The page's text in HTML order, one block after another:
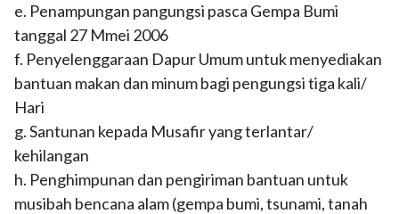
e. Penampungan pangungsi pasca Gempa Bumi
tanggal 27 Mmei 2006
f. Penyelenggaraan Dapur Umum untuk menyediakan
bantuan makan dan minum bagi pengungsi tiga kali/
Hari
g. Santunan kepada Musafir yang terlantar/
kehilangan
h. Penghimpunan dan pengiriman bantuan untuk
musibah bencana alam (gempa bumi, tsunami, tanah